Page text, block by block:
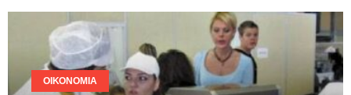
ΟΙΚΟΝΟΜΊΑ